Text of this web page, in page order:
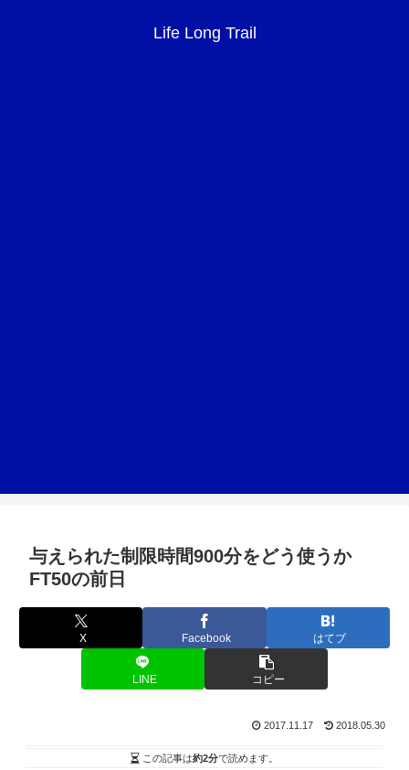
Life Long Trail
与えられた制限時間900分をどう使うか
FT50の前日
X Facebook はてブ
LINE コピー
2017.11.17 2018.05.30
この記事は約2分で読めます。